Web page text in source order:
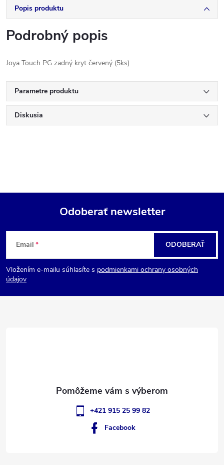
Popis produktu
Podrobný popis
Joya Touch PG zadný kryt červený (5ks)
Parametre produktu
Diskusia
Z
á
p
Odoberať newsletter
Email
Vložením e-mailu súhlasíte s podmienkami ochrany osobných
údajov
ODOBERAŤ
+421 915 25 99 82
Facebook